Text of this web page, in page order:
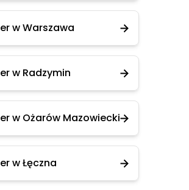
w Warszawa
w Radzymin
w Ożarów Mazowiecki
w Łęczna